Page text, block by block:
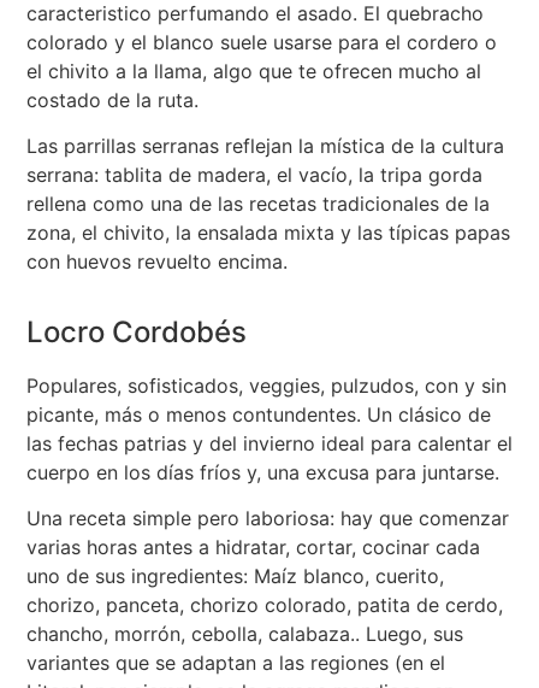
caracteristico perfumando el asado. El quebracho
colorado y el blanco suele usarse para el cordero o
el chivito a la llama, algo que te ofrecen mucho al
costado de la ruta.
Las parrillas serranas reflejan la mística de la cultura
serrana: tablita de madera, el vacío, la tripa gorda
rellena como una de las recetas tradicionales de la
zona, el chivito, la ensalada mixta y las típicas papas
con huevos revuelto encima.
Locro Cordobés
Populares, sofisticados, veggies, pulzudos, con y sin
picante, más o menos contundentes. Un clásico de
las fechas patrias y del invierno ideal para calentar el
cuerpo en los días fríos y, una excusa para juntarse.
Una receta simple pero laboriosa: hay que comenzar
varias horas antes a hidratar, cortar, cocinar cada
uno de sus ingredientes: Maíz blanco, cuerito,
chorizo, panceta, chorizo colorado, patita de cerdo,
chancho, morrón, cebolla, calabaza.. Luego, sus
variantes que se adaptan a las regiones (en el